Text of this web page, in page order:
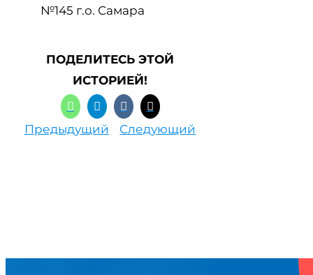
№145 г.о. Самара
ПОДЕЛИТЕСЬ ЭТОЙ
ИСТОРИЕЙ!
Предыдущий Следующий